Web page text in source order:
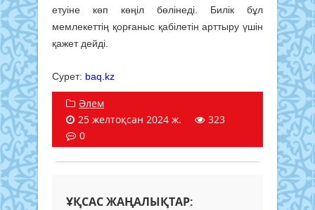
етуіне көп көңіл бөлінеді. Билік бұл
мемлекеттің қорғаныс қабілетін арттыру үшін
қажет дейді.
Сурет: baq.kz
Әлем
25 желтоқсан 2024 ж.
323
0
ҰҚСАС ЖАҢАЛЫҚТАР: